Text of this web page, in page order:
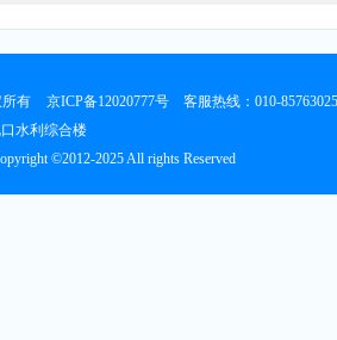
有 京ICP备12020777号 客服热线：010-85763025
北口水利综合楼
©2012-2025 All rights Reserved